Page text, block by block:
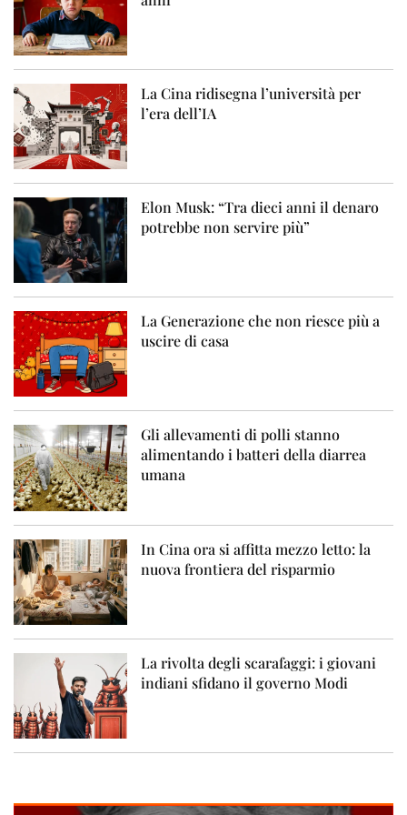
La Cina ridisegna l’università per
l’era dell’IA
Elon Musk: “Tra dieci anni il denaro
potrebbe non servire più”
La Generazione che non riesce più a
uscire di casa
Gli allevamenti di polli stanno
alimentando i batteri della diarrea
umana
In Cina ora si affitta mezzo letto: la
nuova frontiera del risparmio
La rivolta degli scarafaggi: i giovani
indiani sfidano il governo Modi